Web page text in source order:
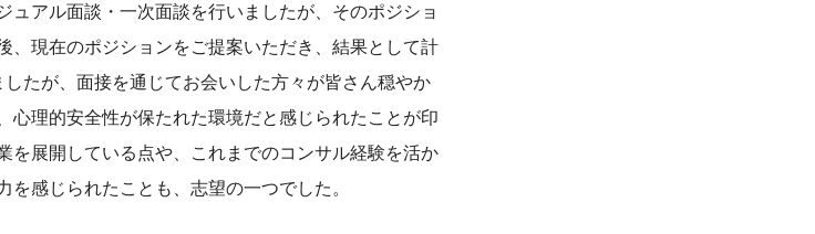
ュアル面談・一次面談を行いましたが、そのポジショ
、現在のポジションをご提案いただき、結果として計
たが、面接を通じてお会いした方々が皆さん穏やか
心理的安全性が保たれた環境だと感じられたことが印
を展開している点や、これまでのコンサル経験を活か
感じられたことも、志望の一つでした。